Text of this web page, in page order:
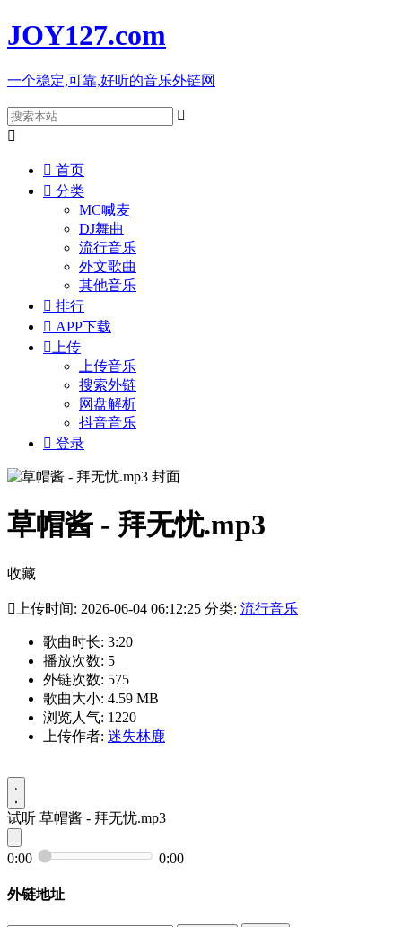
JOY127.com
一个稳定,可靠,好听的音乐外链网


 首页
 分类
MC喊麦
DJ舞曲
流行音乐
外文歌曲
其他音乐
 排行
 APP下载
 上传
上传音乐
搜索外链
网盘解析
抖音音乐
 登录
草帽酱 - 拜无忧.mp3
收藏
 上传时间: 2026-06-04 06:12:25 分类: 流行音乐
歌曲时长: 3:20
播放次数: 5
外链次数: 575
歌曲大小: 4.59 MB
浏览人气: 1220
上传作者: 迷失林鹿
试听 草帽酱 - 拜无忧.mp3
0:00 0:00
外链地址